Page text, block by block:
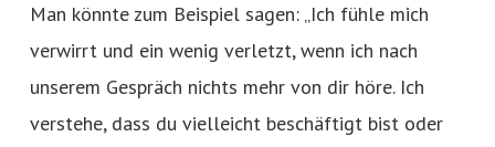
Man könnte zum Beispiel sagen: „Ich fühle mich
verwirrt und ein wenig verletzt, wenn ich nach
unserem Gespräch nichts mehr von dir höre. Ich
verstehe, dass du vielleicht beschäftigt bist oder